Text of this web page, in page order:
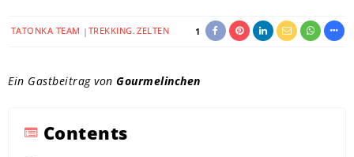
TATONKA TEAM TREKKING ZELTEN 1
Ein Gastbeitrag von Gourmelinchen
Contents